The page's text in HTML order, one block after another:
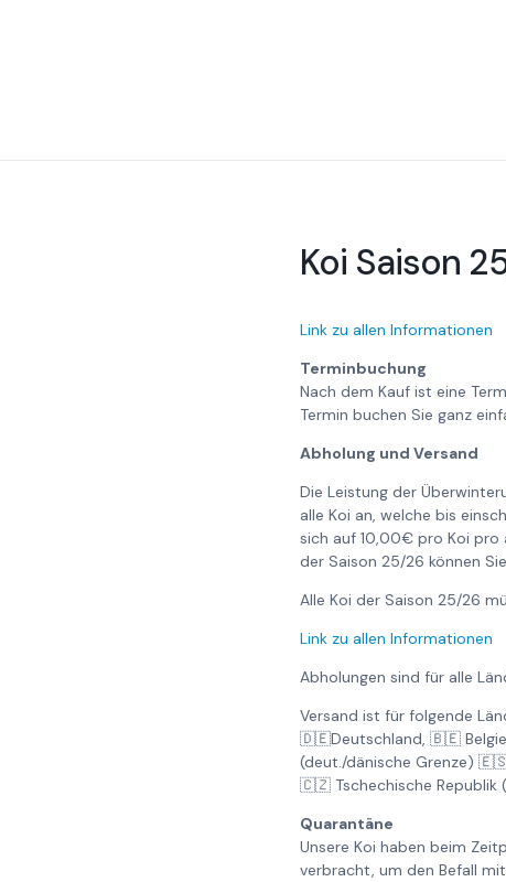
Koi Saison
Link zu allen Informationen
Terminbuchung
Nach dem Kauf ist eine
Termin buchen Sie ganz
Abholung und Versand
Die Leistung der
alle Koi an, welche bis
sich auf 10,00€ pro Koi pro
der Saison 25/26 können
Alle Koi der Saison 25/26
Link zu allen Informationen
Abholungen sind für alle
Versand ist für folgende
🇩🇪Deutschland, 🇧🇪
(deut./dänische Grenze)
🇨🇿 Tschechische Republik
Quarantäne
Unsere Koi haben beim
verbracht, um den Befall